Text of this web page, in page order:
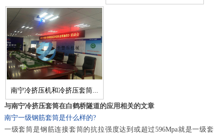
南宁冷挤压机和冷挤压套筒...
与南宁冷挤压套筒在白鹤桥隧道的应用相关的文章
南宁一级钢筋套筒是什么样的?
一级套筒是钢筋连接套筒的抗拉强度达到或超过596Mpa就是一级套